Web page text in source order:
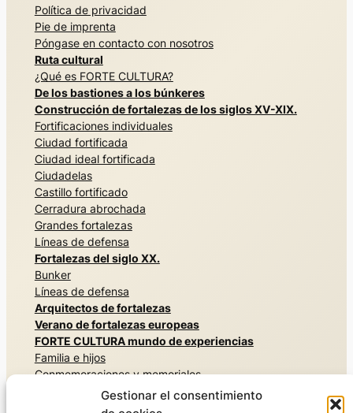
Gestionar el consentimiento
Política de privacidad
Pie de imprenta
Póngase en contacto con nosotros
Ruta cultural
¿Qué es FORTE CULTURA?
De los bastiones a los búnkeres
Construcción de fortalezas de los siglos XV-XIX.
Fortificaciones individuales
Ciudad fortificada
Ciudad ideal fortificada
Ciudadelas
Castillo fortificado
Cerradura abrochada
Grandes fortalezas
Líneas de defensa
Fortalezas del siglo XX.
Bunker
Líneas de defensa
Arquitectos de fortalezas
Verano de fortalezas europeas
FORTE CULTURA mundo de experiencias
Familia e hijos
Conmemoraciones y memoriales
Arquitecturas secretas
Vivir la historia militar